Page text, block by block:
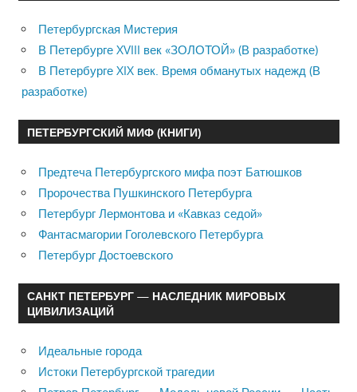
Петербургская Мистерия
В Петербурге XVIII век «ЗОЛОТОЙ» (В разработке)
В Петербурге XIX век. Время обманутых надежд (В
разработке)
ПЕТЕРБУРГСКИЙ МИФ (КНИГИ)
Предтеча Петербургского мифа поэт Батюшков
Пророчества Пушкинского Петербурга
Петербург Лермонтова и «Кавказ седой»
Фантасмагории Гоголевского Петербурга
Петербург Достоевского
САНКТ ПЕТЕРБУРГ — НАСЛЕДНИК МИРОВЫХ
ЦИВИЛИЗАЦИЙ
Идеальные города
Истоки Петербургской трагедии